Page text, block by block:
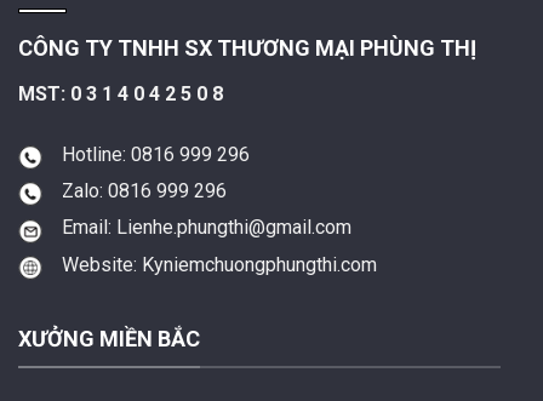
CÔNG TY TNHH SX THƯƠNG MẠI PHÙNG THỊ
MST: 0 3 1 4 0 4 2 5 0 8
Hotline: 0816 999 296
Zalo: 0816 999 296
Email: Lienhe.phungthi@gmail.com
Website: Kyniemchuongphungthi.com
XƯỞNG MIỀN BẮC